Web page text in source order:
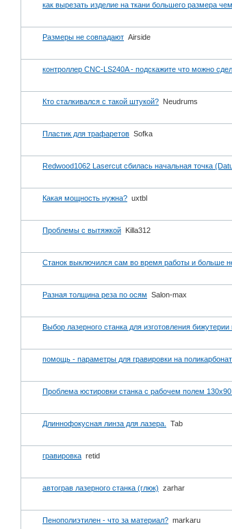
как вырезать изделие на ткани большего размера
Размеры не совпадают Airside
контроллер CNC-LS240A - подскажите что можно
Кто сталкивался с такой штукой? Neudrums
Пластик для трафаретов Sofka
Redwood1062 Lasercut сбилась начальная точка
Какая мощность нужна? uxtbl
Проблемы с вытяжкой Killa312
Станок выключился сам во время работы и больше
Разная толщина реза по осям Salon-max
Выбор лазерного станка для изготовления бижутерии
помощь - параметры для гравировки на
Проблема юстировки станка с рабочем полем
Длиннофокусная линза для лазера. Tab
гравировка retid
автограв лазерного станка (глюк) zarhar
Пенополиэтилен - что за материал? markaru